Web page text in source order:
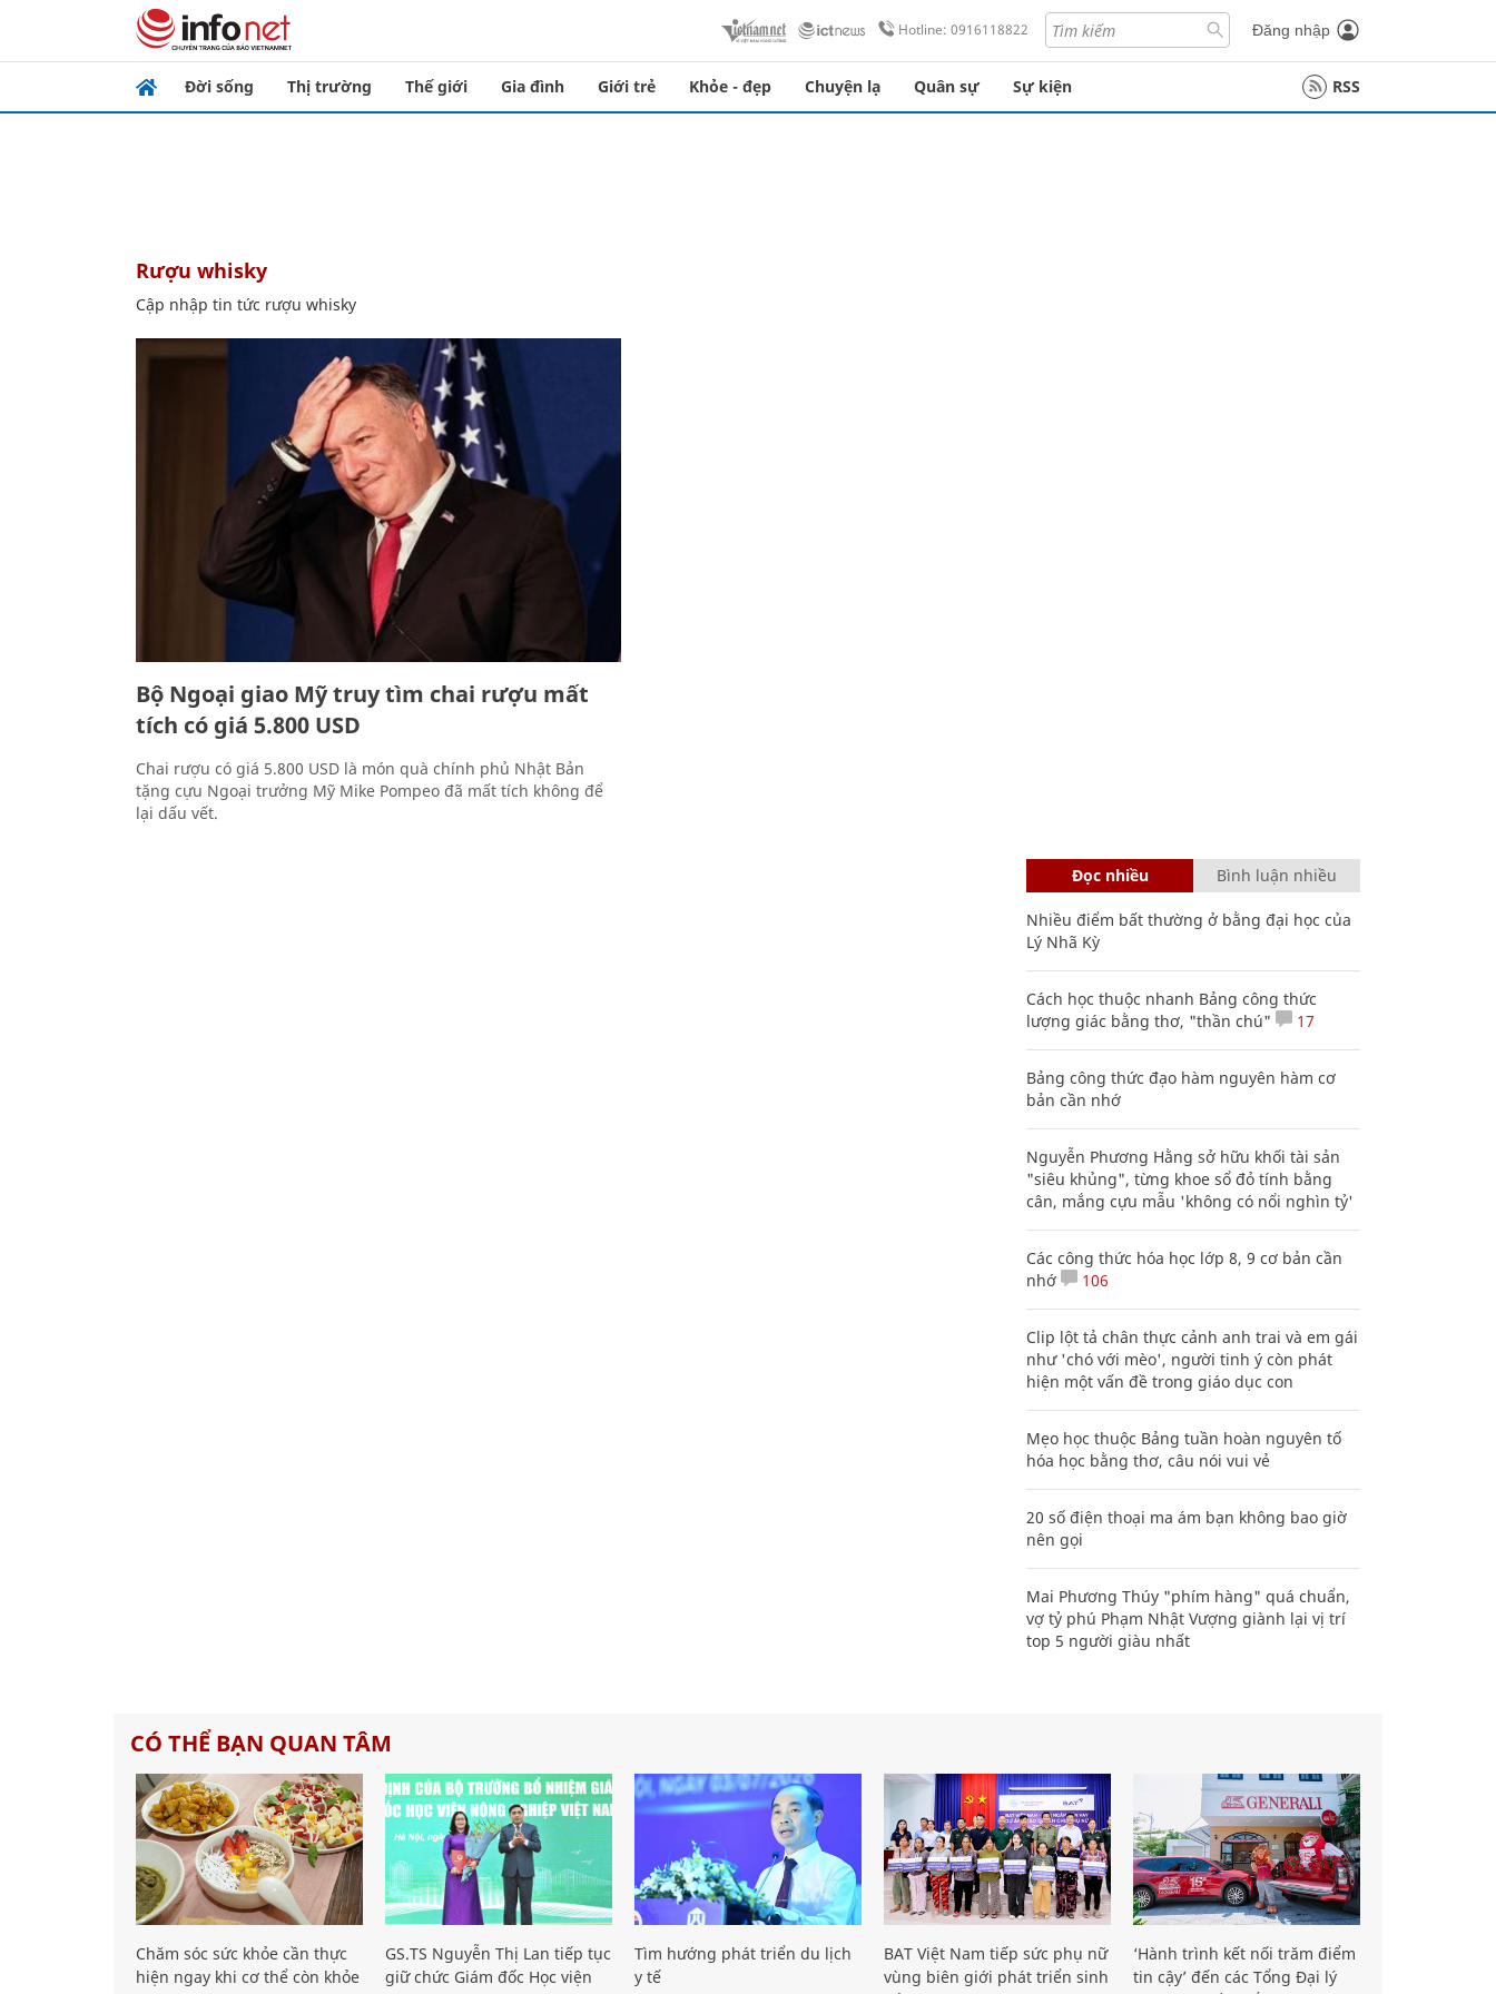
Hotline: 0916118822 Đăng nhập
Đời sống Thị trường Thế giới Gia đình Giới trẻ Khỏe - đẹp Chuyện lạ Quân sự Sự kiện RSS
rượu whisky
Cập nhập tin tức rượu whisky
Bộ Ngoại giao Mỹ truy tìm chai rượu mất
tích có giá 5.800 USD
Chai rượu có giá 5.800 USD là món quà chính phủ Nhật Bản
tặng cựu Ngoại trưởng Mỹ Mike Pompeo đã mất tích không để
lại dấu vết.
Đọc nhiều Bình luận nhiều
Nhiều điểm bất thường ở bằng đại học của
Lý Nhã Kỳ
Cách học thuộc nhanh Bảng công thức
lượng giác bằng thơ, "thần chú"
17
Bảng công thức đạo hàm nguyên hàm cơ
bản cần nhớ
Nguyễn Phương Hằng sở hữu khối tài sản
"siêu khủng", từng khoe sổ đỏ tính bằng
cân, mắng cựu mẫu 'không có nổi nghìn tỷ'
Các công thức hóa học lớp 8, 9 cơ bản cần
nhớ
106
Clip lột tả chân thực cảnh anh trai và em gái
như 'chó với mèo', người tinh ý còn phát
hiện một vấn đề trong giáo dục con
Mẹo học thuộc Bảng tuần hoàn nguyên tố
hóa học bằng thơ, câu nói vui vẻ
20 số điện thoại ma ám bạn không bao giờ
nên gọi
Mai Phương Thúy "phím hàng" quá chuẩn,
vợ tỷ phú Phạm Nhật Vượng giành lại vị trí
top 5 người giàu nhất
CÓ THỂ BẠN QUAN TÂM
Chăm sóc sức khỏe cần thực
hiện ngay khi cơ thể còn khỏe
GS.TS Nguyễn Thị Lan tiếp tục
giữ chức Giám đốc Học viện
Tìm hướng phát triển du lịch
y tế
BAT Việt Nam tiếp sức phụ nữ
vùng biên giới phát triển sinh
‘Hành trình kết nối trăm điểm
tin cậy’ đến các Tổng Đại lý